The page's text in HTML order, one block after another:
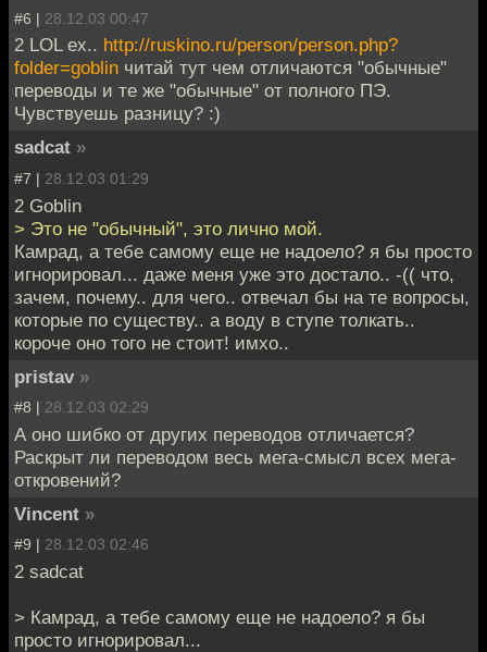
#6 | 28.12.03 00:47
2 LOL ех.. http://ruskino.ru/person/person.php?
folder=goblin читай тут чем отличаются "обычные"
переводы и те же "обычные" от полного ПЭ.
Чувствуешь разницу? :)
sadcat »
#7 | 28.12.03 01:29
2 Goblin
> Это не "обычный", это лично мой.
Камрад, а тебе самому еще не надоело? я бы просто
игнорировал... даже меня уже это достало.. -(( что,
зачем, почему.. для чего.. отвечал бы на те вопросы,
которые по существу.. а воду в ступе толкать..
короче оно того не стоит! имхо..
pristav »
#8 | 28.12.03 02:29
А оно шибко от других переводов отличается?
Раскрыт ли переводом весь мега-смысл всех мега-
откровений?
Vincent »
#9 | 28.12.03 02:46
2 sadcat
> Камрад, а тебе самому еще не надоело? я бы
просто игнорировал...